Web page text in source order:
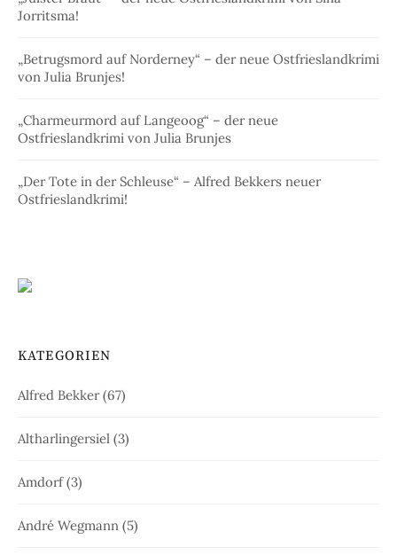
Jorritsma!
„Betrugsmord auf Norderney“ – der neue Ostfrieslandkrimi
von Julia Brunjes!
„Charmeurmord auf Langeoog“ – der neue
Ostfrieslandkrimi von Julia Brunjes
„Der Tote in der Schleuse“ – Alfred Bekkers neuer
Ostfrieslandkrimi!
KATEGORIEN
Alfred Bekker(67)
Altharlingersiel (3)
Amdorf(3)
André Wegmann (5)